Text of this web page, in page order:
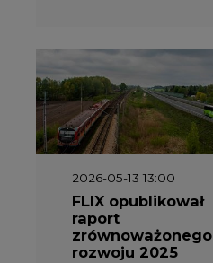
2026-05-13 13:00
FLIX opublikował
raport
zrównoważonego
rozwoju 2025